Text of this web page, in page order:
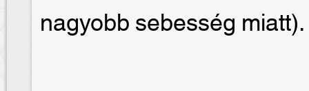
nagyobb sebesség miatt).